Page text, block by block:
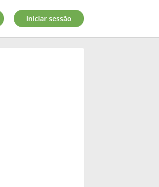
Iniciar sessão